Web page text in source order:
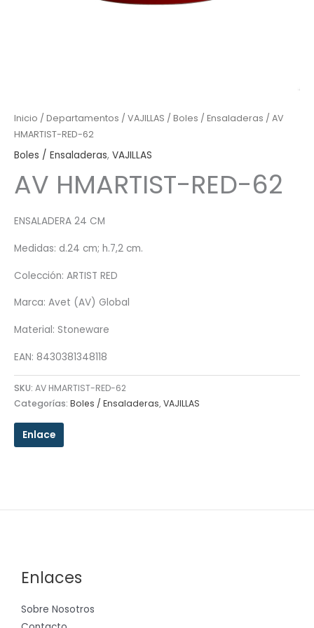
Inicio / Departamentos / VAJILLAS / Boles / Ensaladeras / AV
HMARTIST-RED-62
Boles / Ensaladeras, VAJILLAS
AV HMARTIST-RED-62
ENSALADERA 24 CM
Medidas: d.24 cm; h.7,2 cm.
Colección: ARTIST RED
Marca: Avet (AV) Global
Material: Stoneware
EAN: 8430381348118
SKU: AV HMARTIST-RED-62
Categorías: Boles / Ensaladeras,VAJILLAS
Enlace
Enlaces
Sobre Nosotros